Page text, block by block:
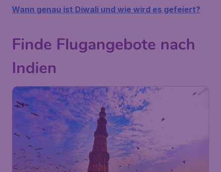
Wann genau ist Diwali und wie wird es gefeiert?
Finde Flugangebote nach
Indien